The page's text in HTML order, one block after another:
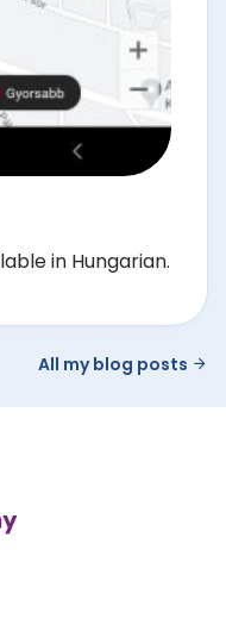
in Hungarian.
All my blog posts